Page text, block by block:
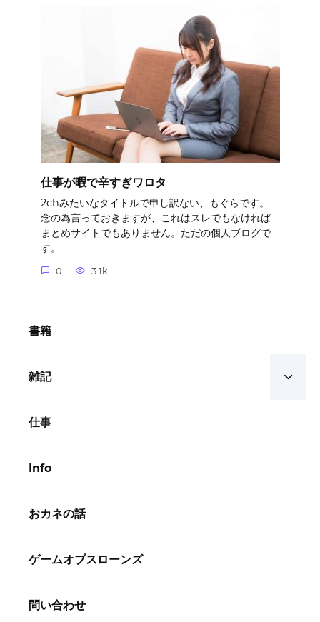
仕事が暇で辛すぎワロタ
2chみたいなタイトルで申し訳ない、もぐらです。
念の為言っておきますが、これはスレでもなければ
まとめサイトでもありません。ただの個人ブログで
す。
0 3.1k.
書籍
雑記
仕事
Info
おカネの話
ゲームオブスローンズ
問い合わせ